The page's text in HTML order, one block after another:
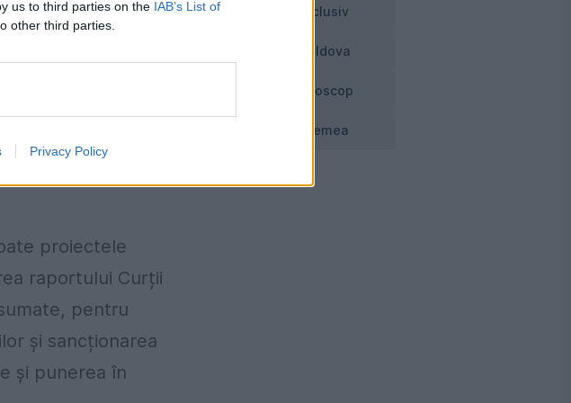
us to third parties on the IAB’s List of
other third parties.
Privacy Policy
sectorului 1,
Național Liberal.
votate nu le
în tot sectorul,
arată într-un
proiectele
raportului Curții
pentru
și sancționarea
și punerea în
Exclusiv
Moldova
Horoscop
Vremea